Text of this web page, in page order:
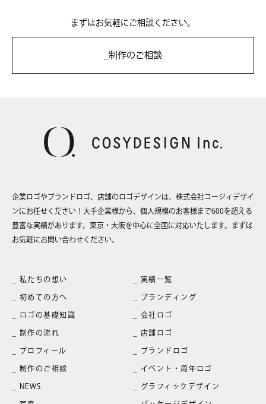
まずはお気軽にご相談ください。
制作のご相談
企業ロゴやブランドロゴ、店舗のロゴデザインは、株式会社コージィデザイ
ンにお任せください！大手企業様から、個人規模のお客様まで600を超える
豊富な実績があります。東京・大阪を中心に全国に対応いたします。まずは
お気軽にお問い合わせください。
私たちの想い
初めての方へ
ロゴの基礎知識
制作の流れ
プロフィール
制作のご相談
NEWS
実績一覧
ブランディング
会社ロゴ
店舗ロゴ
ブランドロゴ
イベント・周年ロゴ
グラフィックデザイン